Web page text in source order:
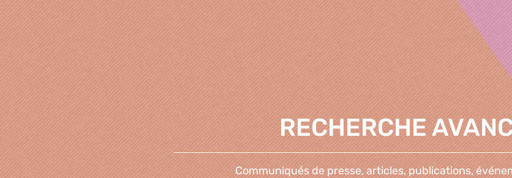
RECHERCHE
Communiqués de presse, articles, publications,